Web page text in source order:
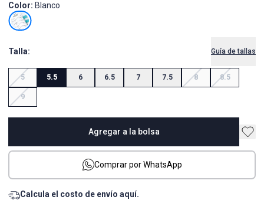
Color: Blanco
Talla: Guía de tallas
5 5.5 6 6.5 7 7.5 8 8.5
9
Agregar a la bolsa
Comprar por WhatsApp
Calcula el costo de envío aquí.